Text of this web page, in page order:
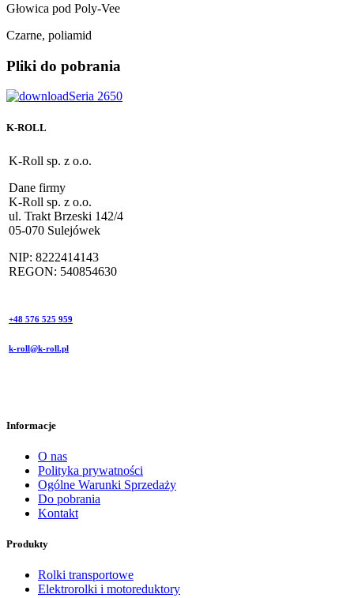
Głowica pod Poly-Vee
Czarne, poliamid
Pliki do pobrania
Seria 2650
K-ROLL
K-Roll sp. z o.o.
Dane firmy
K-Roll sp. z o.o.
ul. Trakt Brzeski 142/4
05-070 Sulejówek
NIP: 8222414143
REGON: 540854630
+48 576 525 959
k-roll@k-roll.pl
Informacje
O nas
Polityka prywatności
Ogólne Warunki Sprzedaży
Do pobrania
Kontakt
Produkty
Rolki transportowe
Elektrorolki i motoreduktory